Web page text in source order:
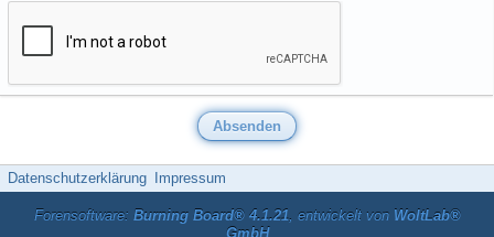
Datenschutzerklärung Impressum
Forensoftware: Burning Board® 4.1.21, entwickelt von WoltLab®
GmbH